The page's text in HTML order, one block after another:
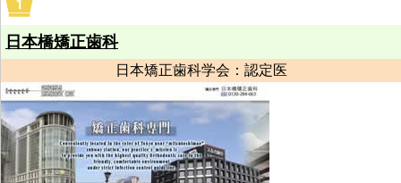
日本橋矯正歯科
日本矯正歯科学会：認定医